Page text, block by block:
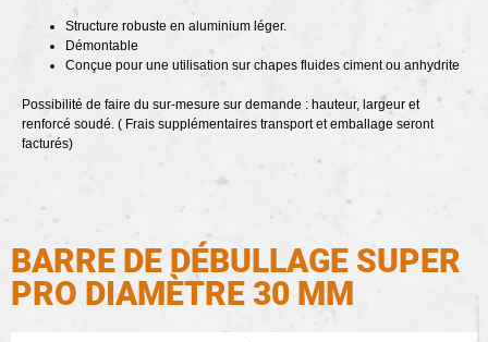
Structure robuste en aluminium léger.
Démontable
Conçue pour une utilisation sur chapes fluides ciment ou anhydrite
Possibilité de faire du sur-mesure sur demande : hauteur, largeur et
renforcé soudé. ( Frais supplémentaires transport et emballage seront
facturés)
BARRE DE DÉBULLAGE SUPER
PRO DIAMÈTRE 30 MM